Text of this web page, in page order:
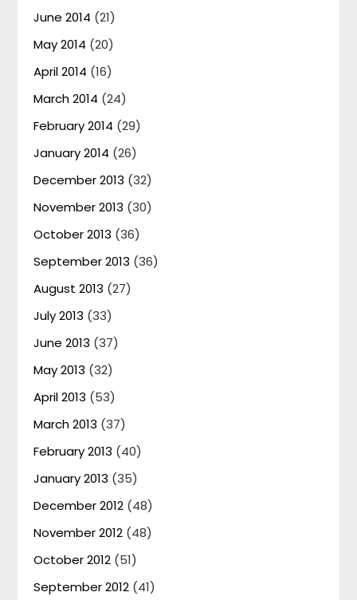
June 2014 (21)
May 2014 (20)
April 2014 (16)
March 2014 (24)
February 2014 (29)
January 2014 (26)
December 2013 (32)
November 2013 (30)
October 2013 (36)
September 2013 (36)
August 2013 (27)
July 2013 (33)
June 2013 (37)
May 2013 (32)
April 2013 (53)
March 2013 (37)
February 2013 (40)
January 2013 (35)
December 2012 (48)
November 2012 (48)
October 2012 (51)
September 2012 (41)